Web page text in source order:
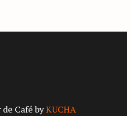
Café byKUCHA